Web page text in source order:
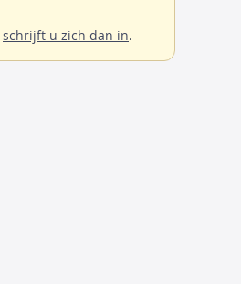
schrijft u zich dan in.